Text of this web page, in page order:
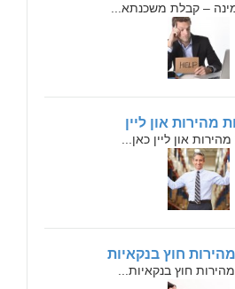
– קבלת משכנתא...
מהירות און ליין
און ליין כאן...
חוץ בנקאיות
חוץ בנקאיות...